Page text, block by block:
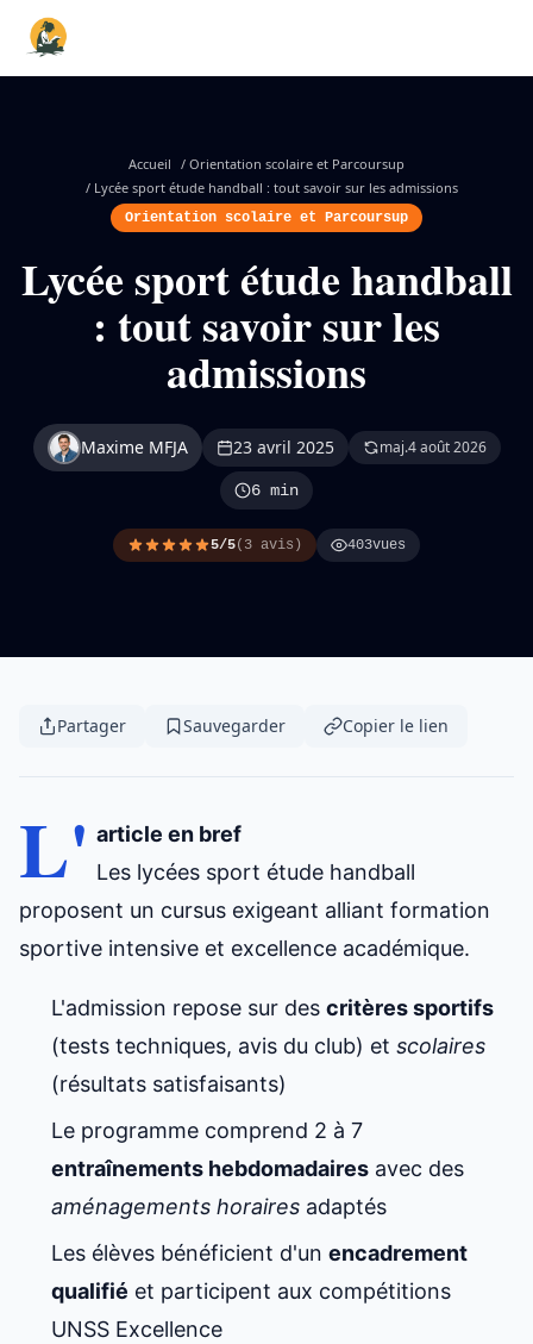
Accueil / Orientation scolaire et Parcoursup
/ Lycée sport étude handball : tout savoir sur les admissions
Orientation scolaire et Parcoursup
Lycée sport étude handball
: tout savoir sur les
admissions
Maxime MFJA 23 avril 2025 maj.4 août 2026
6 min
5/5(3 avis) 403vues
Partager Sauvegarder Copier le lien
L' article en bref
Les lycées sport étude handball
proposent un cursus exigeant alliant formation
sportive intensive et excellence académique.
L'admission repose sur des critères sportifs
(tests techniques, avis du club) et scolaires
(résultats satisfaisants)
Le programme comprend 2 à 7
entraînements hebdomadaires avec des
aménagements horaires adaptés
Les élèves bénéficient d'un encadrement
qualifié et participent aux compétitions
UNSS Excellence